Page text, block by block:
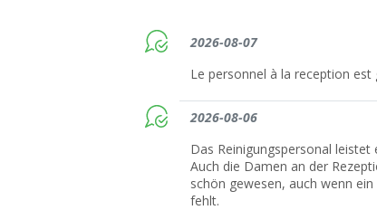
2026-08-07
Le personnel à la reception
2026-08-06
Das Reinigungspersonal
Auch die Damen an der
schön gewesen, auch wenn
fehlt.